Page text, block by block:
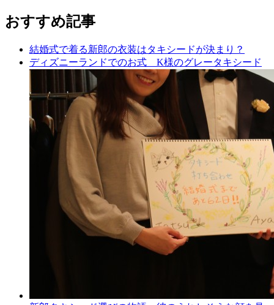
おすすめ記事
結婚式で着る新郎の衣装はタキシードが決まり？
ディズニーランドでのお式 K様のグレータキシード